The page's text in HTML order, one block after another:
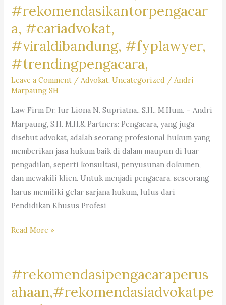
#rekomendasikantorpengacar
a, #cariadvokat,
#viraldibandung, #fyplawyer,
#trendingpengacara,
Leave a Comment /Advokat,Uncategorized /Andri
Marpaung SH
Law Firm Dr. Iur Liona N. Supriatna., S.H., M.Hum. – Andri
Marpaung, S.H. M.H.& Partners: Pengacara, yang juga
disebut advokat, adalah seorang profesional hukum yang
memberikan jasa hukum baik di dalam maupun di luar
pengadilan, seperti konsultasi, penyusunan dokumen,
dan mewakili klien. Untuk menjadi pengacara, seseorang
harus memiliki gelar sarjana hukum, lulus dari
Pendidikan Khusus Profesi
#pengacara,
#lawyer,
#penasihathukum,
#bantuanhukum,
Read More »
#rekomendasipengacaraperus
ahaan,#rekomendasiadvokatpe